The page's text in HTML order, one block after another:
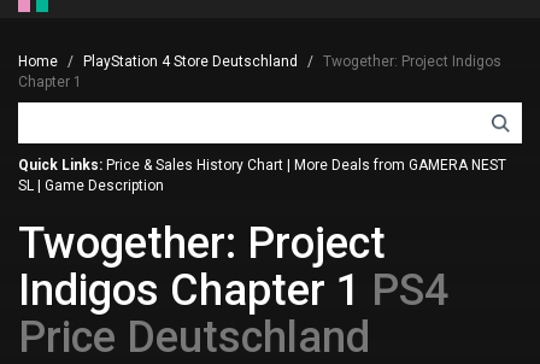
Home PlayStation 4 Store Deutschland
Twogether: Project Indigos
Chapter 1
Quick Links: Price & Sales History Chart
More Deals from GAMERA NEST
SL
Game Description
Twogether: Project
Indigos Chapter 1 PS4
Price Deutschland